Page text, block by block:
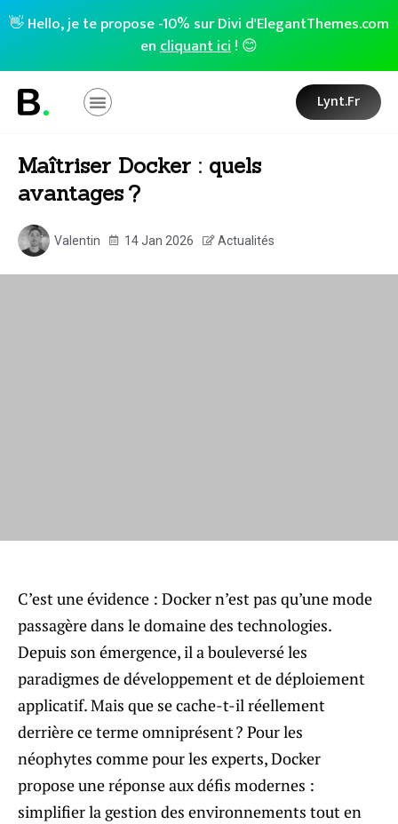
👋 Hello, je te propose -10% sur Divi d'ElegantThemes.com
encliquant ici! 😊
Lynt.fr
Maîtriser Docker : quels
avantages ?
Valentin 14 Jan 2026 Actualités
C’est une évidence : Docker n’est pas qu’une mode
passagère dans le domaine des technologies.
Depuis son émergence, il a bouleversé les
paradigmes de développement et de déploiement
applicatif. Mais que se cache-t-il réellement
derrière ce terme omniprésent ? Pour les
néophytes comme pour les experts, Docker
propose une réponse aux défis modernes :
simplifier la gestion des environnements tout en